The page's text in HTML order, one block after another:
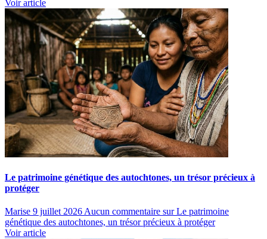
Voir article
Le patrimoine génétique des autochtones, un trésor précieux à
protéger
Marise 9 juillet 2026Aucun commentaire sur Le patrimoine
génétique des autochtones, un trésor précieux à protéger
Voir article